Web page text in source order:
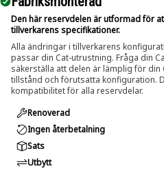
Den här reservdelen är utformad för
tillverkarens specifikationer.
Alla ändringar i tillverkarens
passar din Cat-utrustning. Fråga din
säkerställa att delen är lämplig för din
tillstånd och förutsatta konfiguration.
kompatibilitet för alla reservdelar.
Renoverad
Ingen återbetalning
Sats
Utbytt